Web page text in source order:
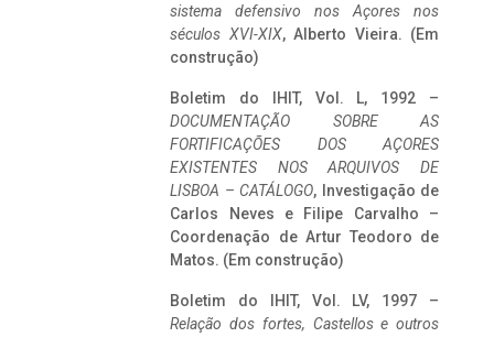
sistema defensivo nos Açores nos
séculos XVI-XIX, Alberto Vieira. (Em
construção)
Boletim do IHIT, Vol. L, 1992 –
DOCUMENTAÇÃO SOBRE AS
FORTIFICAÇÕES DOS AÇORES
EXISTENTES NOS ARQUIVOS DE
LISBOA – CATÁLOGO, Investigação de
Carlos Neves e Filipe Carvalho –
Coordenação de Artur Teodoro de
Matos. (Em construção)
Boletim do IHIT, Vol. LV, 1997 –
Relação dos fortes, Castellos e outros